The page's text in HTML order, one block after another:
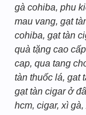
gà cohiba, phu
mau vang, gạt
cohiba, gạt tàn
quà tặng cao
cap, qua tang
tàn thuốc lá, gat
gạt tàn cigar ở
hcm, cigar, xì gà,